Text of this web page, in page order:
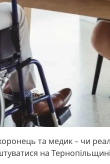
та медик – чи
на